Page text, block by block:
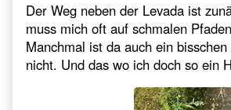
on
2018,
4.
Tag
auf
der
Blumeninsel,
Der Weg neben der Levada ist
muss mich oft auf schmalen
Manchmal ist da auch ein
nicht. Und das wo ich doch so ein